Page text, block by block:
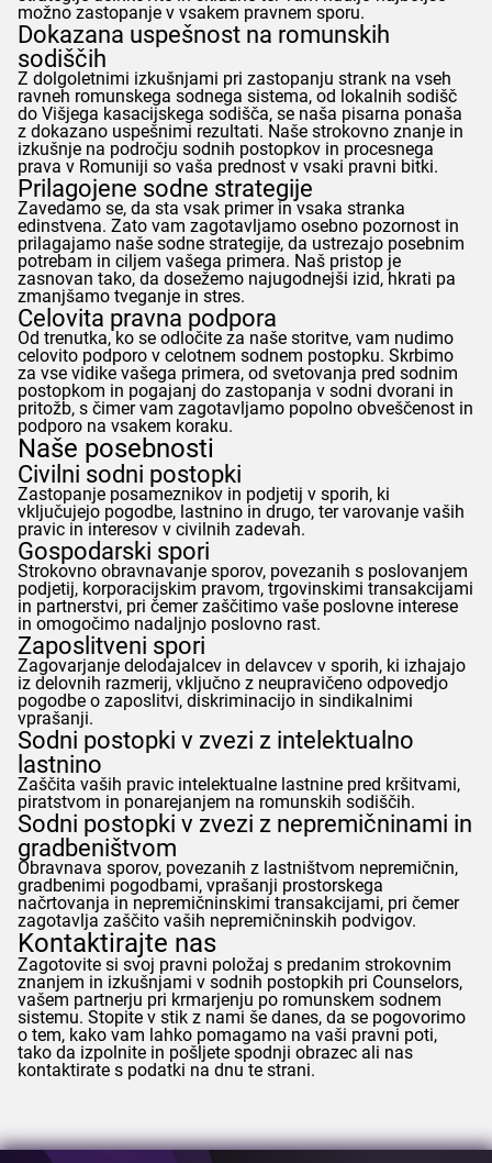
možno zastopanje v vsakem pravnem sporu.
Dokazana uspešnost na romunskih
sodiščih
Z dolgoletnimi izkušnjami pri zastopanju strank na vseh
ravneh romunskega sodnega sistema, od lokalnih sodišč
do Višjega kasacijskega sodišča, se naša pisarna ponaša
z dokazano uspešnimi rezultati. Naše strokovno znanje in
izkušnje na področju sodnih postopkov in procesnega
prava v Romuniji so vaša prednost v vsaki pravni bitki.
Prilagojene sodne strategije
Zavedamo se, da sta vsak primer in vsaka stranka
edinstvena. Zato vam zagotavljamo osebno pozornost in
prilagajamo naše sodne strategije, da ustrezajo posebnim
potrebam in ciljem vašega primera. Naš pristop je
zasnovan tako, da dosežemo najugodnejši izid, hkrati pa
zmanjšamo tveganje in stres.
Celovita pravna podpora
Od trenutka, ko se odločite za naše storitve, vam nudimo
celovito podporo v celotnem sodnem postopku. Skrbimo
za vse vidike vašega primera, od svetovanja pred sodnim
postopkom in pogajanj do zastopanja v sodni dvorani in
pritožb, s čimer vam zagotavljamo popolno obveščenost in
podporo na vsakem koraku.
Naše posebnosti
Civilni sodni postopki
Zastopanje posameznikov in podjetij v sporih, ki
vključujejo pogodbe, lastnino in drugo, ter varovanje vaših
pravic in interesov v civilnih zadevah.
Gospodarski spori
Strokovno obravnavanje sporov, povezanih s poslovanjem
podjetij, korporacijskim pravom, trgovinskimi transakcijami
in partnerstvi, pri čemer zaščitimo vaše poslovne interese
in omogočimo nadaljnjo poslovno rast.
Zaposlitveni spori
Zagovarjanje delodajalcev in delavcev v sporih, ki izhajajo
iz delovnih razmerij, vključno z neupravičeno odpovedjo
pogodbe o zaposlitvi, diskriminacijo in sindikalnimi
vprašanji.
Sodni postopki v zvezi z intelektualno
lastnino
Zaščita vaših pravic intelektualne lastnine pred kršitvami,
piratstvom in ponarejanjem na romunskih sodiščih.
Sodni postopki v zvezi z nepremičninami in
gradbeništvom
Obravnava sporov, povezanih z lastništvom nepremičnin,
gradbenimi pogodbami, vprašanji prostorskega
načrtovanja in nepremičninskimi transakcijami, pri čemer
zagotavlja zaščito vaših nepremičninskih podvigov.
Kontaktirajte nas
Zagotovite si svoj pravni položaj s predanim strokovnim
znanjem in izkušnjami v sodnih postopkih pri Counselors,
vašem partnerju pri krmarjenju po romunskem sodnem
sistemu. Stopite v stik z nami še danes, da se pogovorimo
o tem, kako vam lahko pomagamo na vaši pravni poti,
tako da izpolnite in pošljete spodnji obrazec ali nas
kontaktirate s podatki na dnu te strani.